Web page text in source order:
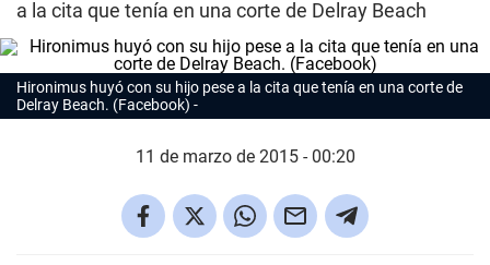
a la cita que tenía en una corte de Delray Beach
Hironimus huyó con su hijo pese a la cita que tenía en una corte de
Delray Beach. (Facebook)
11 de marzo de 2015 - 00:20